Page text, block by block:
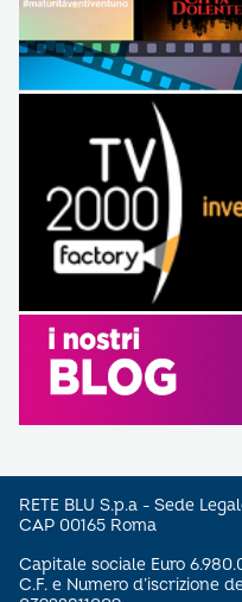
RETE BLU S.p.a - Sede
CAP 00165 Roma
Capitale sociale Euro
C.F. e Numero d’iscrizione